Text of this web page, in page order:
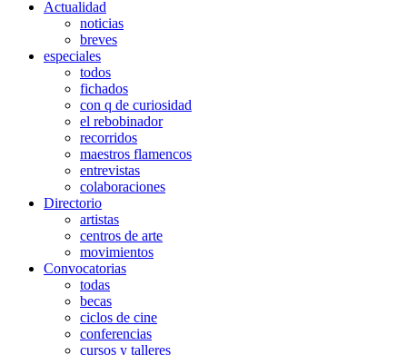
Actualidad
noticias
breves
especiales
todos
fichados
con q de curiosidad
el rebobinador
recorridos
maestros flamencos
entrevistas
colaboraciones
Directorio
artistas
centros de arte
movimientos
Convocatorias
todas
becas
ciclos de cine
conferencias
cursos y talleres